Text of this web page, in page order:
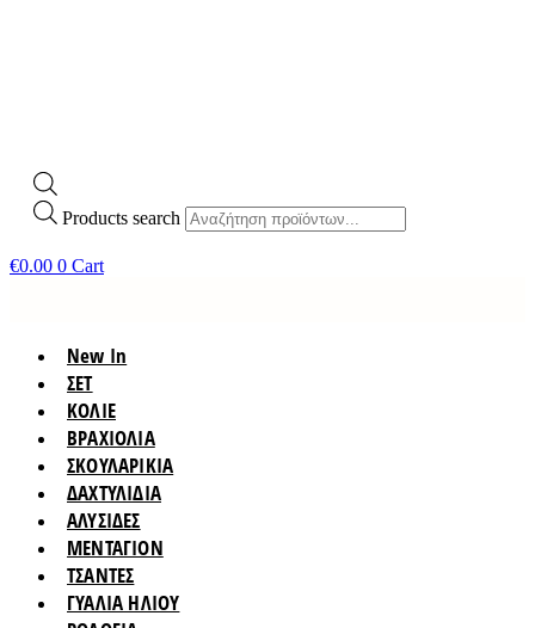
Products search
€0.00 0 Cart
New In
ΣΕΤ
ΚΟΛΙΕ
ΒΡΑΧΙΟΛΙΑ
ΣΚΟΥΛΑΡΙΚΙΑ
ΔΑΧΤΥΛΙΔΙΑ
ΑΛΥΣΙΔΕΣ
ΜΕΝΤΑΓΙΟΝ
ΤΣΑΝΤΕΣ
ΓΥΑΛΙΑ ΗΛΙΟΥ